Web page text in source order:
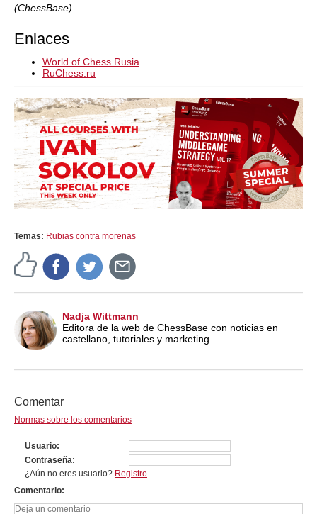
(ChessBase)
Enlaces
World of Chess Rusia
RuChess.ru
Temas: Rubias contra morenas
Nadja Wittmann
Editora de la web de ChessBase con noticias en
castellano, tutoriales y marketing.
Comentar
Normas sobre los comentarios
Usuario
Contraseña
¿Aún no eres usuario? Registro
Comentario